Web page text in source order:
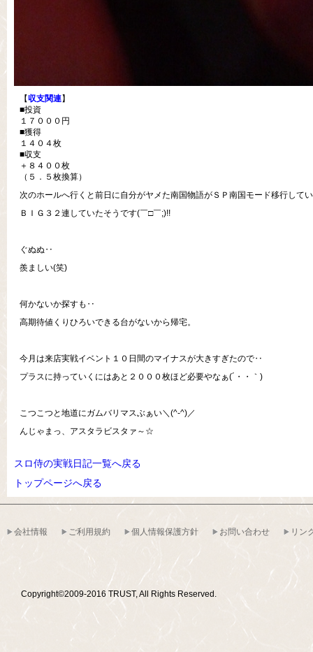
【収支関連】
■投資
１７０００円
■獲得
１４０４枚
■収支
＋８４００枚
（５．５枚換算）
次のホールへ行くと前日に自分がヤメた南国物語がＳＰ南国モード移行して
ＢＩＧ３２連していたそうです(￣□￣;)!!
ぐぬぬ‥
羨ましい(笑)
何かないか探すも‥
高期待値くりひろいできる台がないから帰宅。
今月は来店実戦イベント１０日間のマイナスが大きすぎたので‥
プラスに持っていくにはあと２０００枚ほど必要やなぁ(´・・｀)
こつこつと地道にガムバリマスぶぁい＼(^-^)／
んじゃまっ、アスタラビスタァ～☆
スロ侍の実戦日記一覧へ戻る
トップページへ戻る
会社情報 ご利用規約 個人情報保護方針 お問い合わせ リン
Copyright©2009-2016 TRUST, All Rights Reserved.